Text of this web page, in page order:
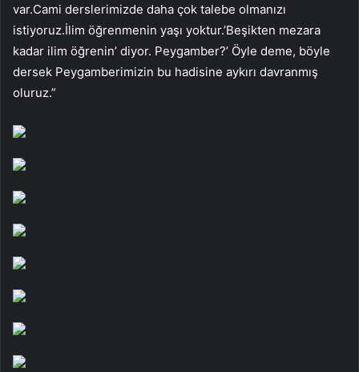
var.Cami derslerimizde daha çok talebe olmanızı
istiyoruz.İlim öğrenmenin yaşı yoktur.’Beşikten mezara
kadar ilim öğrenin’ diyor. Peygamber?’ Öyle deme, böyle
dersek Peygamberimizin bu hadisine aykırı davranmış
oluruz.”